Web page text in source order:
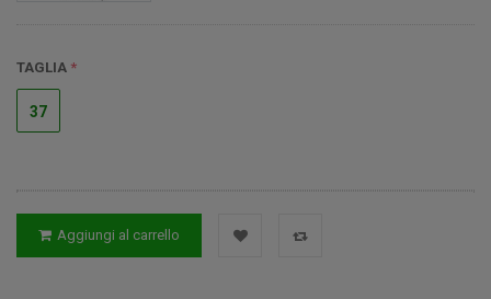
TAGLIA
37
Aggiungi al carrello